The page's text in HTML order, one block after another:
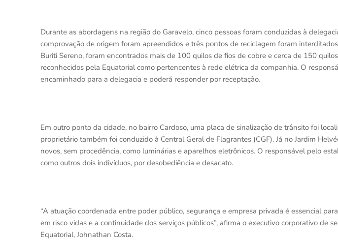
Durante as abordagens na região do Garavelo, cinco pessoas foram conduzidas à
comprovação de origem foram apreendidos e três pontos de reciclagem foram
Buriti Sereno, foram encontrados mais de 100 quilos de fios de cobre e cerca de 150
reconhecidos pela Equatorial como pertencentes à rede elétrica da companhia. O
encaminhado para a delegacia e poderá responder por receptação.
Em outro ponto da cidade, no bairro Cardoso, uma placa de sinalização de trânsito foi
proprietário também foi conduzido à Central Geral de Flagrantes (CGF). Já no Jardim
novos, sem procedência, como luminárias e aparelhos eletrônicos. O responsável pelo
como outros dois indivíduos, por desobediência e desacato.
“A atuação coordenada entre poder público, segurança e empresa privada é essencial
em risco vidas e a continuidade dos serviços públicos”, afirma o executivo corporativo de
Equatorial, Johnathan Costa.